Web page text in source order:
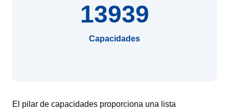
13939
Capacidades
El pilar de capacidades proporciona una lista